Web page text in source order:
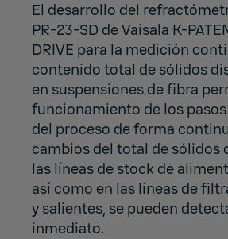
El desarrollo del
PR-23-SD de Vaisala K-
DRIVE para la medición
contenido total de sólidos
en suspensiones de fibra
funcionamiento de los
del proceso de forma
cambios del total de sólidos
las líneas de stock de
así como en las líneas de
y salientes, se pueden
inmediato.